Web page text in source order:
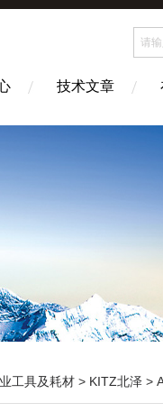
技术文章
工具及耗材 > KITZ北泽 >